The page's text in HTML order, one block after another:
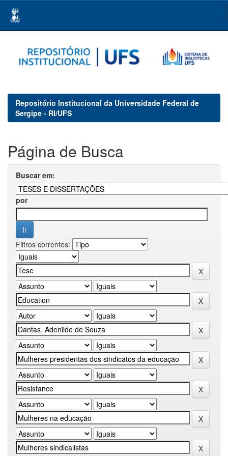
navigation
Repositório Institucional da Universidade Federal de
Sergipe - RI/UFS
Página de Busca
Buscar em:
por
Filtros correntes: